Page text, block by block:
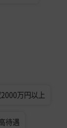
万円以上
待遇